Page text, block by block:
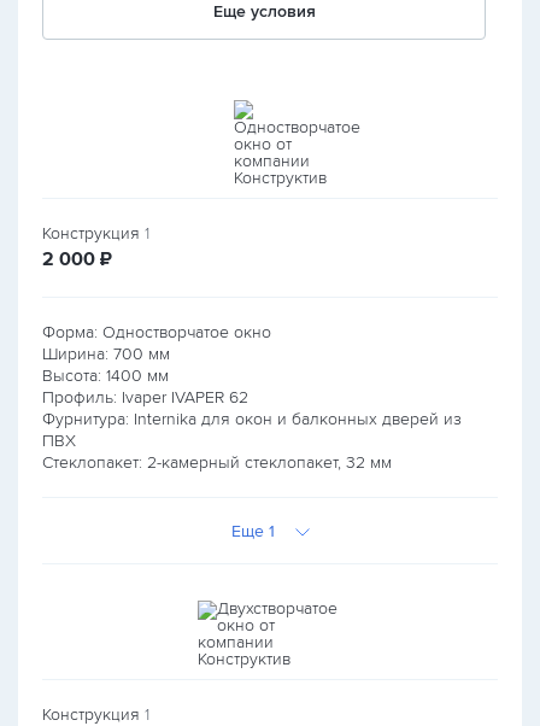
Еще условия
Конструкция 1
2 000 руб.
₽
Форма: Одностворчатое окно
Ширина: 700 мм
Высота: 1400 мм
Профиль: Ivaper IVAPER 62
Фурнитура: Internika для окон и балконных дверей из
ПВХ
Стеклопакет: 2-камерный стеклопакет, 32 мм
Еще 1
Конструкция 1